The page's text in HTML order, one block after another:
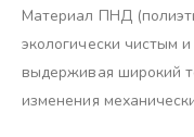
Материал ПНД
экологически чистым
выдерживая широкий
изменения